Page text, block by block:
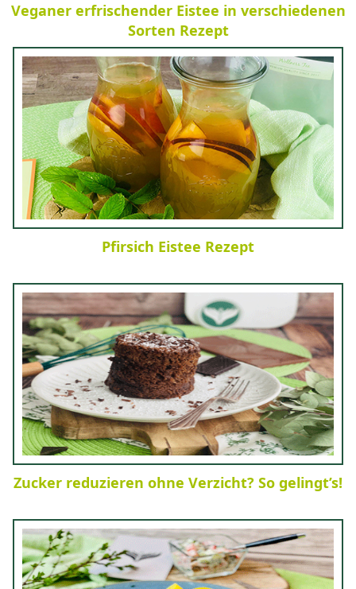
Veganer erfrischender Eistee in verschiedenen
Sorten Rezept
Pfirsich Eistee Rezept
Zucker reduzieren ohne Verzicht? So gelingt’s!